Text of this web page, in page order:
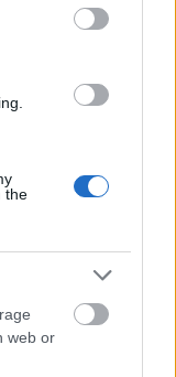
the
web or
illetve a
műsor
Prieger Zsolt
Bowie -n át
lesz majd a
zenék